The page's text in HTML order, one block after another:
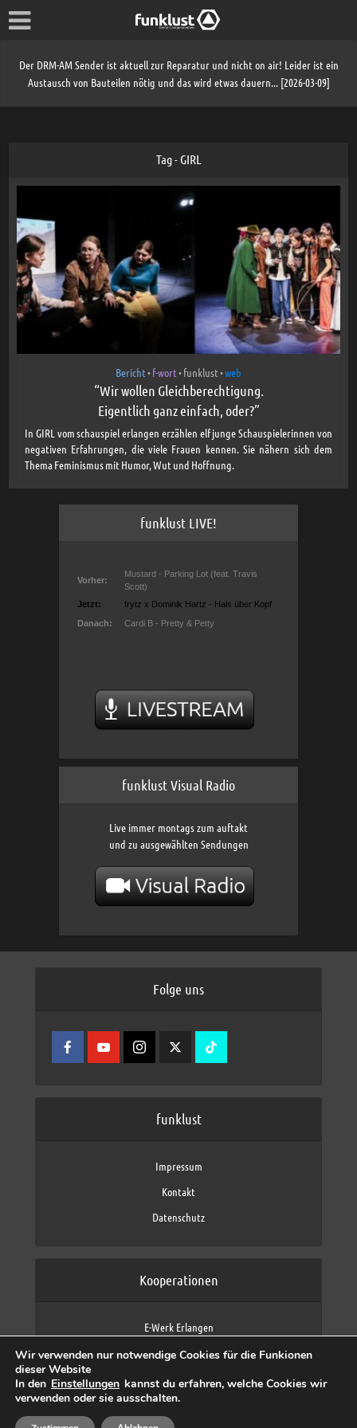
Der DRM-AM Sender ist aktuell zur Reparatur und nicht on air! Leider ist ein
Austausch von Bauteilen nötig und das wird etwas dauern... [2026-03-09]
Tag - GIRL
Bericht•f-wort•funklust•web
“Wir wollen Gleichberechtigung.
Eigentlich ganz einfach, oder?”
In GIRL vom schauspiel erlangen erzählen elf junge Schauspielerinnen von
negativen Erfahrungen, die viele Frauen kennen. Sie nähern sich dem
Thema Feminismus mit Humor, Wut und Hoffnung.
funklust LIVE!
funklust Visual Radio
Live immer montags zum auftakt
und zu ausgewählten Sendungen
Folge uns
funklust
Impressum
Kontakt
Datenschutz
Kooperationen
E-Werk Erlangen
Fraunhofer IIS
max neo (AFK max)
Wir verwenden nur notwendige Cookies für die Funkionen
dieser Website
In den Einstellungen kannst du erfahren, welche Cookies wir
verwenden oder sie ausschalten.